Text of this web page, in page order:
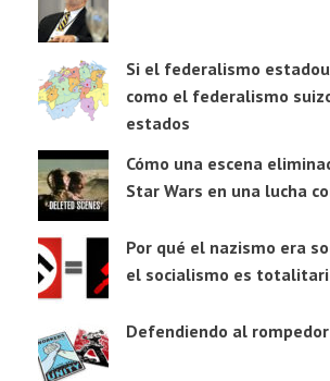
Si el federalismo
como el federalismo
estados
Cómo una escena
Star Wars en una lucha
Por qué el nazismo era
el socialismo es
Defendiendo al